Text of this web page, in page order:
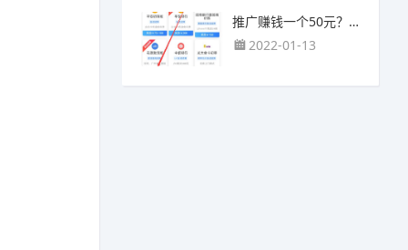
推广赚钱一个50元？我这个一个最高可以赚500元
2022-01-13